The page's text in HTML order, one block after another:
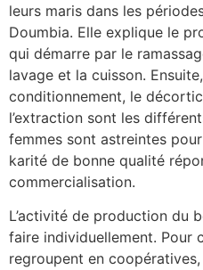
leurs maris dans les
Doumbia. Elle explique le
qui démarre par le
lavage et la cuisson.
conditionnement, le
l’extraction sont les
femmes sont astreintes
karité de bonne qualité
commercialisation.
L’activité de production du
faire individuellement. Pour
regroupent en